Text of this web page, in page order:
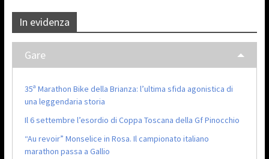
In evidenza
Gare
35ª Marathon Bike della Brianza: l’ultima sfida agonistica di
una leggendaria storia
Il 6 settembre l’esordio di Coppa Toscana della Gf Pinocchio
“Au revoir” Monselice in Rosa. Il campionato italiano
marathon passa a Gallio